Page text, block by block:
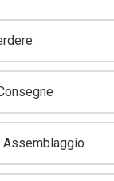
Assemblaggio